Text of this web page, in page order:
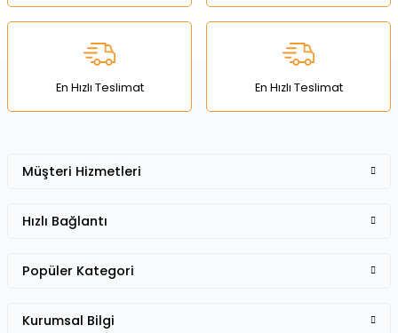
Ürün fiyatı diğer sitelerden daha pahalı.
Bu ürüne benzer farklı alternatifler olmalı.
En Hızlı Teslimat En Hızlı Teslimat
Müşteri Hizmetleri
Hızlı Bağlantı
Popüler Kategori
Kurumsal Bilgi